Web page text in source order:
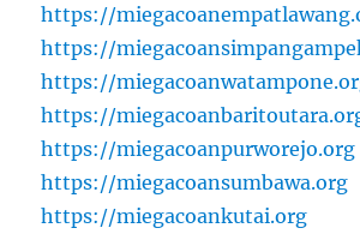
https://
https://
https://
https://
https://miegacoanpurworejo.org
https://miegacoansumbawa.org
https://miegacoankutai.org